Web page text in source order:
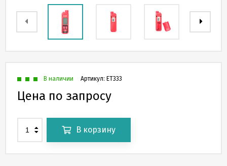
Артикул: ЕТ333
В наличии
Цена по запросу
В корзину